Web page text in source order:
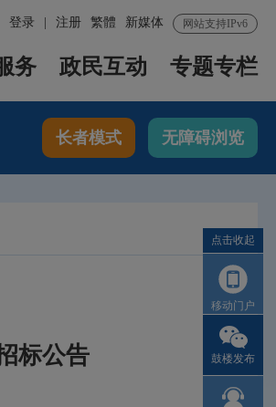
网站支持IPv6
新媒体
繁體
登录 注册
务 政民互动 专题专栏
长者模式 无障碍浏览
标公告
点击收起
移动门户
鼓楼发布